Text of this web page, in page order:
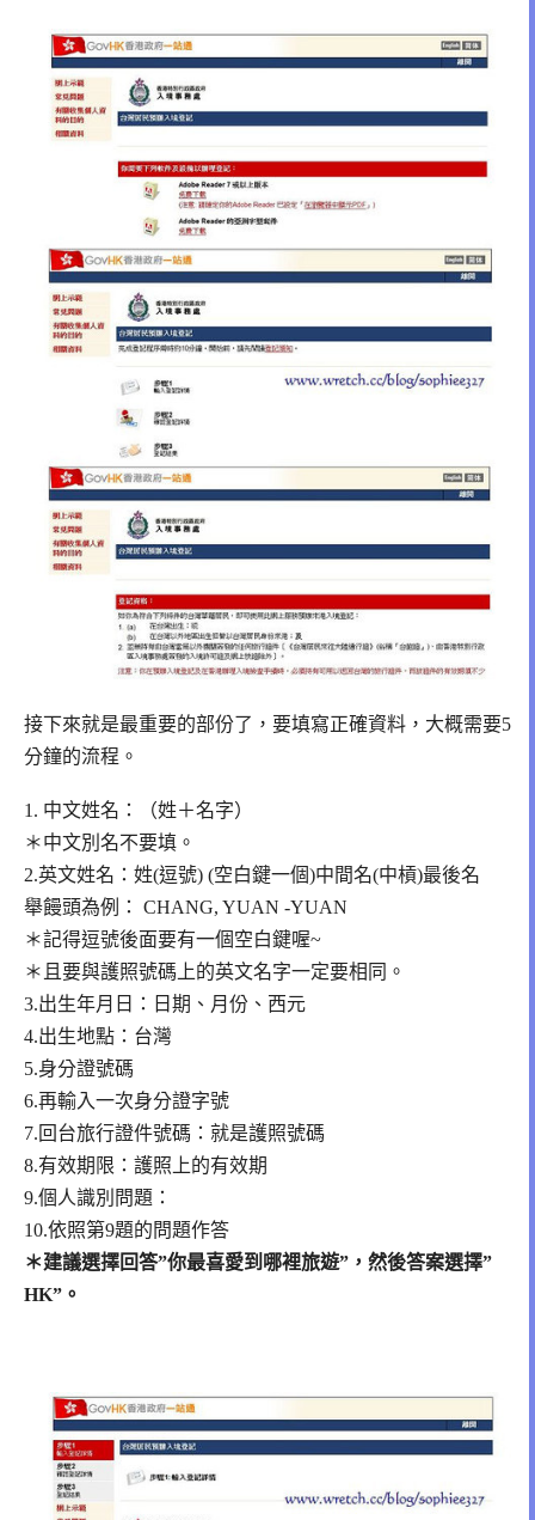
接下來就是最重要的部份了，要填寫正確資料，大概需要5
分鐘的流程。
1. 中文姓名：（姓＋名字）
＊中文別名不要填。
2.英文姓名：姓(逗號) (空白鍵一個)中間名(中槓)最後名
舉饅頭為例： CHANG, YUAN -YUAN
＊記得逗號後面要有一個空白鍵喔~
＊且要與護照號碼上的英文名字一定要相同。
3.出生年月日：日期、月份、西元
4.出生地點：台灣
5.身分證號碼
6.再輸入一次身分證字號
7.回台旅行證件號碼：就是護照號碼
8.有效期限：護照上的有效期
9.個人識別問題：
10.依照第9題的問題作答
＊建議選擇回答”你最喜愛到哪裡旅遊”，然後答案選擇”
HK”。